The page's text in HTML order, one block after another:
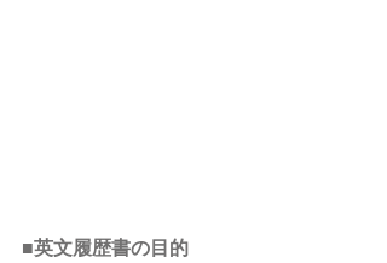
■英文履歴書の目的